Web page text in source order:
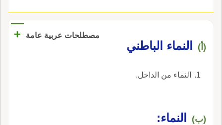
مصطلحات عربية عامة +
(أ) النماء الباطني
النماء من الداخل.
(ب) النماء‏:‏